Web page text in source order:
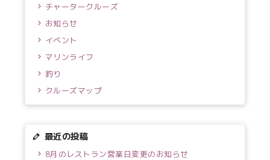
チャータークルーズ
お知らせ
イベント
マリンライフ
釣り
クルーズマップ
最近の投稿
8月のレストラン営業日変更のお知らせ